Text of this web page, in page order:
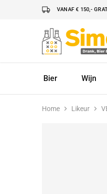
VANAF € 150,-
Simonsdrank.nl
Drank,
Bier
Bier
Wijn
Home Likeur